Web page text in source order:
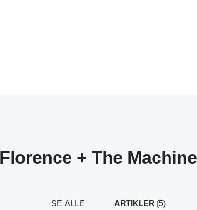
Florence + The Machine
SE ALLE ARTIKLER (5)